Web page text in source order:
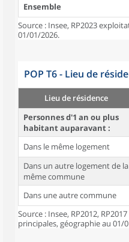
Ensemble
Source : Insee, RP2023
01/01/2026.
POP T6 - Lieu de
Lieu de résidence
Personnes d'1 an ou plus
habitant auparavant :
Dans le même logement
Dans un autre logement de la
même commune
Dans une autre commune
Source : Insee, RP2012,
principales, géographie au 01/